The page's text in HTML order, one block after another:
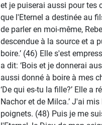
et je puiserai aussi pour tes
que l'Eternel a destinée au
de parler en moi-même,
descendue à la source et a
boire.’ (46) Elle s'est
a dit: ‘Bois et je donnerai
aussi donné à boire à mes
‘De qui es-tu la fille?’ Elle a
Nachor et de Milca.’ J'ai
poignets. (48) Puis je me